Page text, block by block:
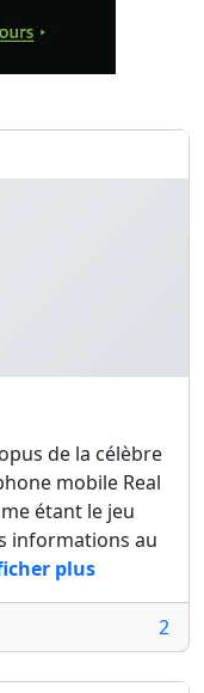
de la célèbre
mobile Real
étant le jeu
informations au
plus
2